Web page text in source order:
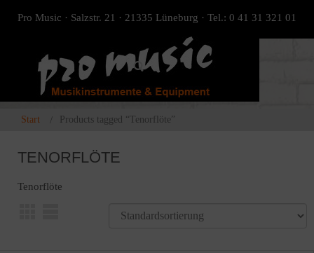
Pro Music · Salzstr. 21 · 21335 Lüneburg · Tel.: 0 41 31 321 01
Start Products tagged “Tenorflöte”
TENORFLÖTE
Tenorflöte